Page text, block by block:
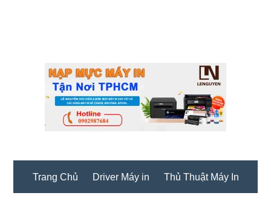
Trang Chủ Driver Máy in Thủ Thuật Máy In